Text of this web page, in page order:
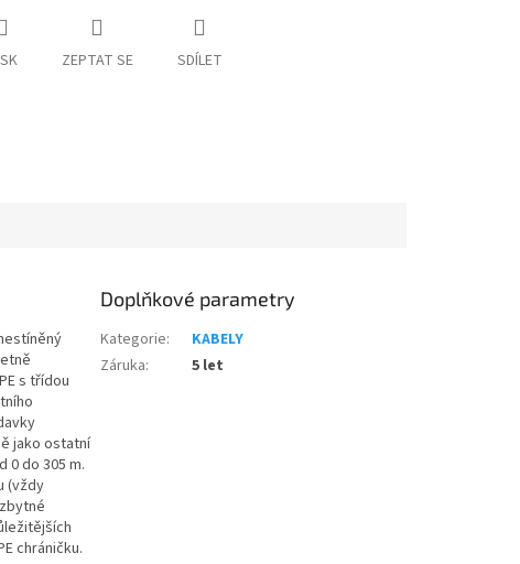
ZEPTAT SE SDÍLET
s třídou
jako ostatní
0 do 305 m.
(vždy
chráničku.
Doplňkové parametry
Kategorie:
KABELY
Záruka: 5 let